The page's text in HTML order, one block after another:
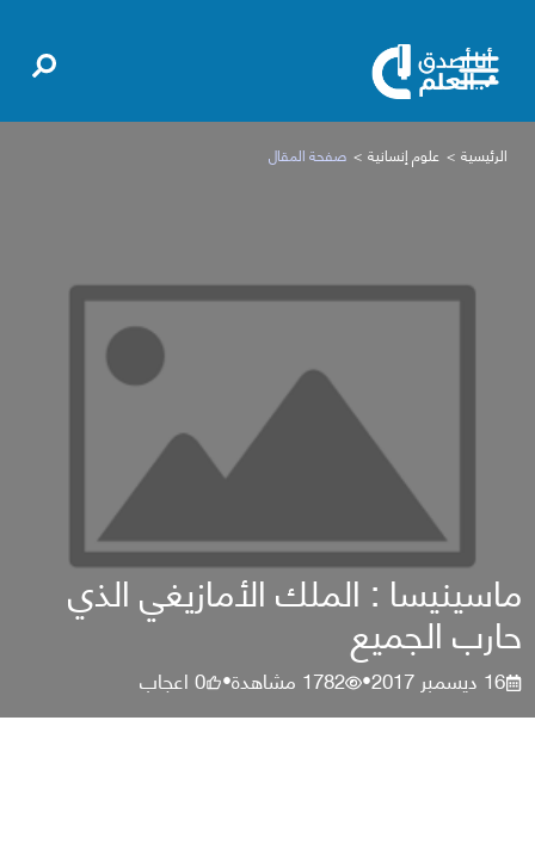
الرئيسية علوم إنسانية صفحة المقال
ماسينيسا : الملك الأمازيغي الذي
حارب الجميع
16 ديسمبر 2017 •
1782 مشاهدة•
0اعجاب